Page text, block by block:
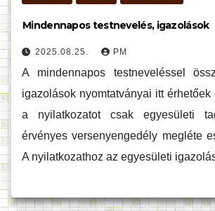
Mindennapos testnevelés, igazolások
2025.08.25. PM
A mindennapos testneveléssel
igazolások nyomtatványai itt
a nyilatkozatot csak egyesületi
érvényes versenyengedély megléte
A nyilatkozathoz az egyesületi